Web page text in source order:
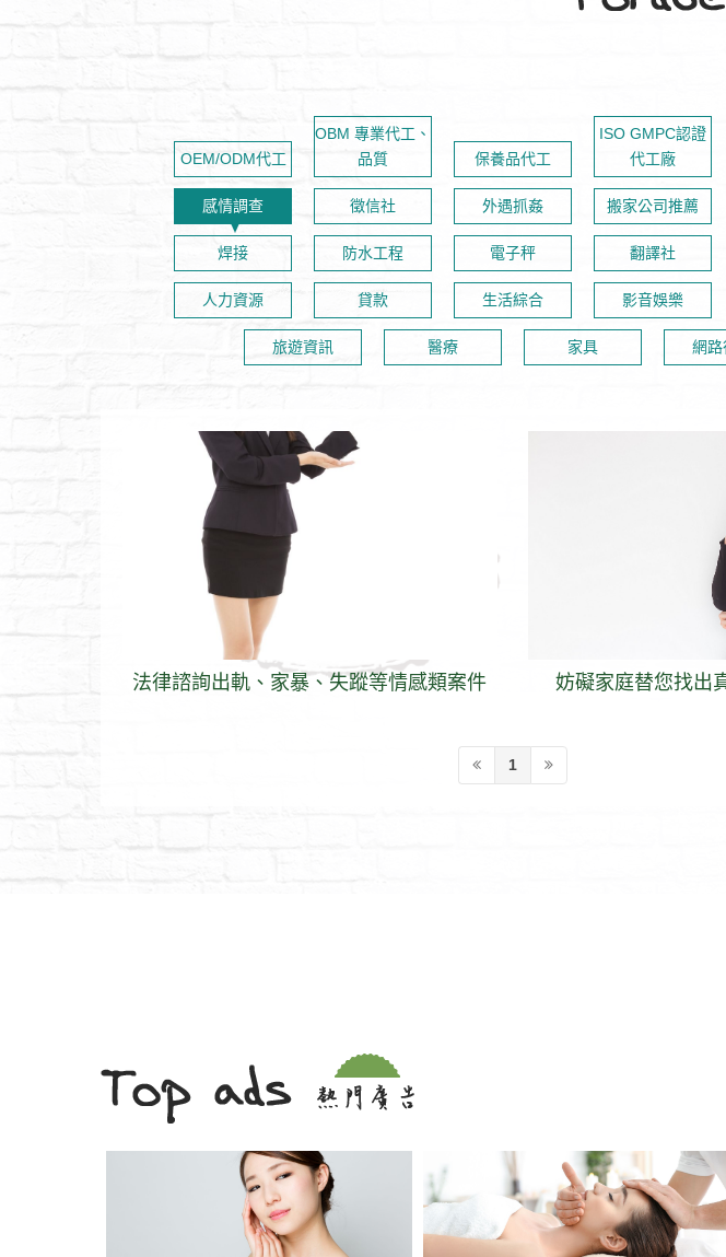
OEM/ODM代工‎
OBM 專業代工、
品質
保養品代工
ISO GMPC認證
代工廠
感情調查 徵信社 外遇抓姦 搬家公司推薦
焊接 防水工程 電子秤 翻譯社
人力資源 貸款 生活綜合 影音娛樂
旅遊資訊 醫療 家具 網路
法律諮詢出軌、家暴、失蹤等情感類案件 妨礙家庭替您找出
1